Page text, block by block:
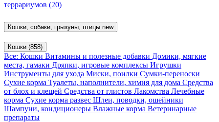
террариумов (20)
Кошки, собаки, грызуны, птицы new
Кошки (858)
Все: Кошки Витамины и полезные добавки Домики, мягкие
места, гамаки Дряпки, игровые комплексы Игрушки
Инструменты для ухода Миски, поилки Сумки-переноски
Сухие корма Туалеты, наполнители, химия для дома Средства
от блох и клещей Средства от глистов Лакомства Лечебные
корма Сухие корма развес Шлеи, поводки, ошейники
Шампуни, кондиционеры Влажные корма Ветеринарные
препараты